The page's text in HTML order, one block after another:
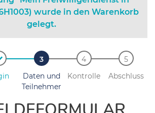
wurde in den Warenkorb
gelegt.
Daten und
Teilnehmer
Kontrolle Abschluss